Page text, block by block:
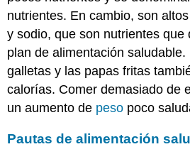
nutrientes. En cambio, son
y sodio, que son nutrientes que
plan de alimentación
galletas y las papas fritas
calorías. Comer demasiado de
un aumento de peso poco
Pautas de alimentación